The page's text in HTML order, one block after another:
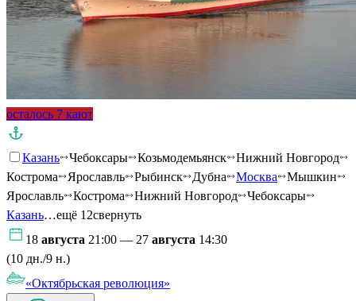
осталось 7 кают
Казань Чебоксары Козьмодемьянск
Нижний Новгород
Кострома
Ярославль Рыбинск Дубна Москва
Мышкин
Ярославль
Кострома Нижний Новгород
Чебоксары
Казань…ещё 12свернуть
18 августа 21:00 — 27 августа 14:30
(10 дн./9 н.)
«Октябрьская революция»